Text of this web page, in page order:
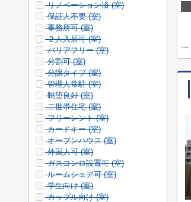
リノベーション済 (室)
保証人不要 (室)
事務所可 (室)
２人入居可 (室)
バリアフリー (室)
分割可 (室)
分譲タイプ (室)
管理人常駐 (室)
眺望良好 (室)
二世帯住宅 (室)
フリーレント (室)
カードキー (室)
オープンハウス (室)
外国人可 (室)
ガスコンロ設置可 (室)
ルームシェア可 (室)
学生向け (室)
カップル向け (室)